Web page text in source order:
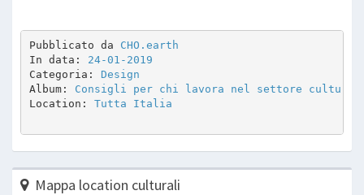
Pubblicato da CHO.earth
In data: 24-01-2019
Categoria: Design
Album: Consigli per chi lavora nel settore cultura
Location: Tutta Italia
Mappa location culturali